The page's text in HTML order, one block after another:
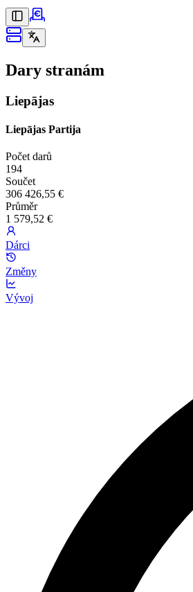
Dary stranám
Liepājas
Liepājas Partija
Počet darů
194
Součet
306 426,55 €
Průměr
1 579,52 €
Dárci
Změny
Vývoj